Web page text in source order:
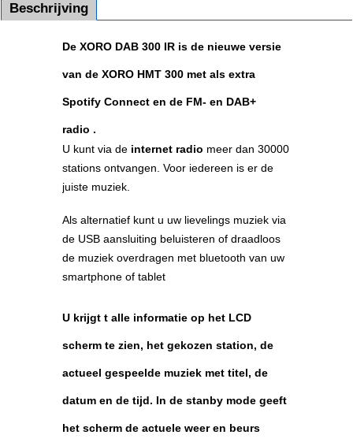
Beschrijving
De XORO DAB 300 IR is de nieuwe versie
van de XORO HMT 300 met als extra
Spotify Connect en de FM- en DAB+
radio .
U kunt via de internet radio meer dan 30000
stations ontvangen. Voor iedereen is er de
juiste muziek.
Als alternatief kunt u uw lievelings muziek via
de USB aansluiting beluisteren of draadloos
de muziek overdragen met bluetooth van uw
smartphone of tablet
U krijgt t alle informatie op het LCD
scherm te zien, het gekozen station, de
actueel gespeelde muziek met titel, de
datum en de tijd. In de stanby mode geeft
het scherm de actuele weer en beurs